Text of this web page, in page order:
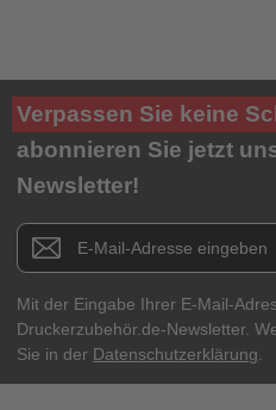
Verpassen Sie keine
abonnieren Sie jetzt
Newsletter!
Newsletter E-Mail Adresse
Mit der Eingabe Ihrer E-Mail-
Druckerzubehör.de-Newsletter.
Sie in der Datenschutzerklärung